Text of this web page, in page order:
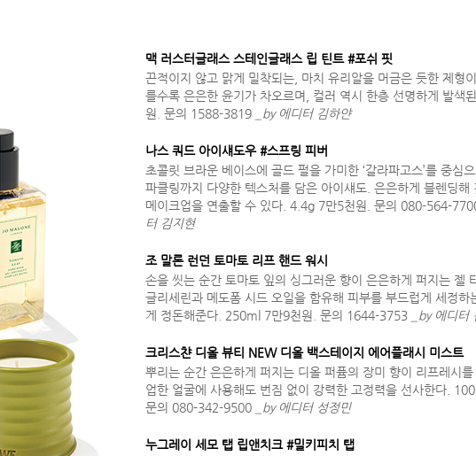
맥 러스터글래스 스테인글래스 립 틴트 #포쉬 핏
끈적이지 않고 맑게 밀착되는, 마치 유리알을 머금은 듯한 제형
를수록 은은한 윤기가 차오르며, 컬러 역시 한층 선명하게 발색
원. 문의 1588-3819
_by 에디터 김하얀
나스 쿼드 아이섀도우 #스프링 피버
초콜릿 브라운 베이스에 골드 펄을 가미한 ‘갈라파고스’를 중심
파클링까지 다양한 텍스처를 담은 아이섀도. 은은하게 블렌딩해
메이크업을 연출할 수 있다. 4.4g 7만5천원. 문의 080-564-
터 김지현
조 말론 런던 토마토 리프 핸드 워시
손을 씻는 순간 토마토 잎의 싱그러운 향이 은은하게 퍼지는 젤
글리세린과 메도폼 시드 오일을 함유해 피부를 부드럽게 세정하
게 정돈해준다. 250ml 7만9천원. 문의 1644-3753
_by 에디터
크리스챤 디올 뷰티 NEW 디올 백스테이지 에어플래시 미스트
뿌리는 순간 은은하게 퍼지는 디올 퍼퓸의 장미 향이 리프레시
업한 얼굴에 사용해도 번짐 없이 강력한 고정력을 선사한다.
문의 080-342-9500
_by 에디터 성정민
누그레이 세모 탭 립앤치크 #밀키피치 탭